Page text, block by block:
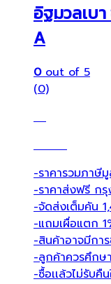
อิฐมวลเบ
A
0out of 5
(0)
-ราคารวมภาษี
-ราคาส่งฟรี กรุ
-จัดส่งเต็มคัน
-แถมเผื่อแตก
-สินค้าอาจมีกา
-ลูกค้าควรศึกษ
-ซื้อเเล้วไม่รับ